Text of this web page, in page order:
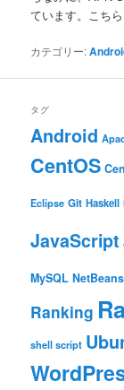
ています。こち
カテゴリー:
タグ
Android
CentOS
Eclipse Git Haskell
JavaScript
MySQL NetBeans
Ranking
shell script